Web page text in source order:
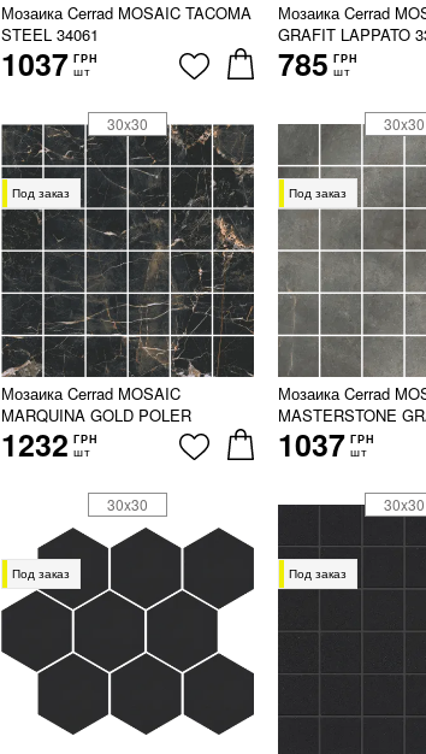
Мозаика Cerrad MOSAIC TACOMA
STEEL 34061
1037 ГРН
шт
Мозаика Cerrad
GRAFIT LAPPATO
785 ГРН
шт
Под заказ
Мозаика Cerrad MOSAIC
MARQUINA GOLD POLER
1232 ГРН
шт
30x30
Под заказ
Мозаика Cerrad
MASTERSTONE
1037 ГРН
шт
30x30
Под заказ
30x30
Под заказ
30x30